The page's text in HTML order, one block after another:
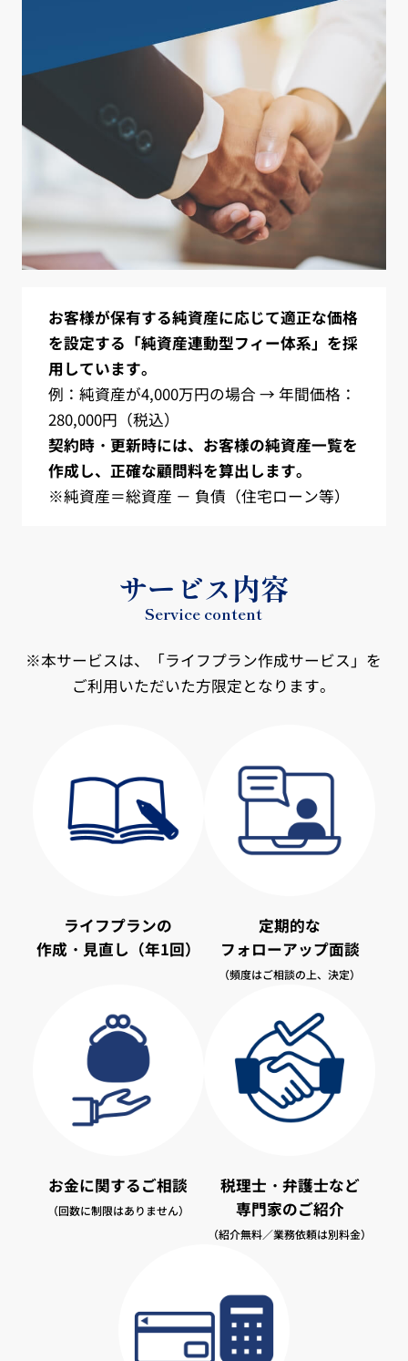
お客様が保有する純資産に応じて適正な価格
を設定する「純資産連動型フィー体系」を採
用しています。
例：純資産が4,000万円の場合 → 年間価格：
280,000円（税込）
契約時・更新時には、お客様の純資産一覧を
作成し、正確な顧問料を算出します。
※純資産＝総資産 － 負債（住宅ローン等）
サービス内容
Service content
※本サービスは、「ライフプラン作成サービス」を
ご利用いただいた方限定となります。
ライフプランの
作成・見直し（年1回）
定期的な
フォローアップ面談
（頻度はご相談の上、決定）
お金に関するご相談
（回数に制限はありません）
税理士・弁護士など
専門家のご紹介
（紹介無料／業務依頼は別料金）